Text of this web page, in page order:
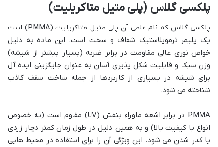
پلکسی گلاس (پلی متیل متاکریلیت)
پلکسی گلاس که نام علمی آن پلی متیل متاکریلیت (PMMA) است
یک پلیمر ترموپلاستیک شفاف و سخت است. این ماده به دلیل
خواص نوری عالی مقاومت در برابر ضربه (بسیار بیشتر از شیشه)
وزن سبک و قابلیت شکل پذیری آسان به عنوان جایگزینی ایده آل
برای شیشه در بسیاری از کاربردها از جمله ساخت سقف کاذب
شناخته می شود.
PMMA در برابر اشعه ماوراء بنفش (UV) مقاوم است (به خصوص
انواع با کیفیت بالا) و به همین دلیل در طول زمان کمتر دچار زردی
یا کدر شدن می شود. این ویژگی آن را برای استفاده در محیط هایی